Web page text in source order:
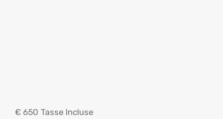
€ 650 Tasse Incluse